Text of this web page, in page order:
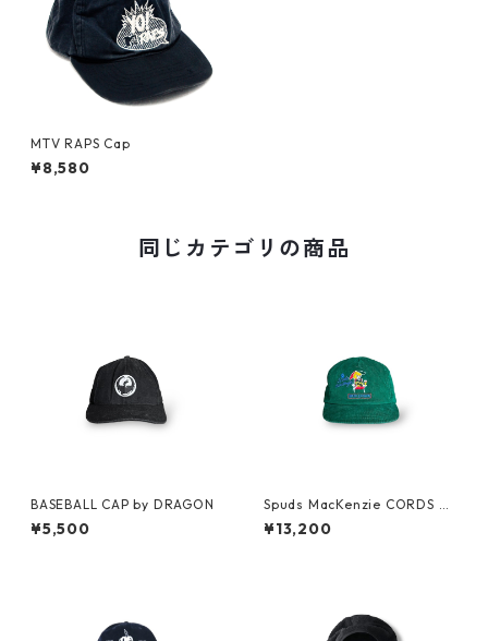
MTV RAPS Cap
¥8,580
同じカテゴリの商品
BASEBALL CAP by DRAGON
¥5,500
Spuds MacKenzie CORDS C
AP by BUD LIGHT
¥13,200